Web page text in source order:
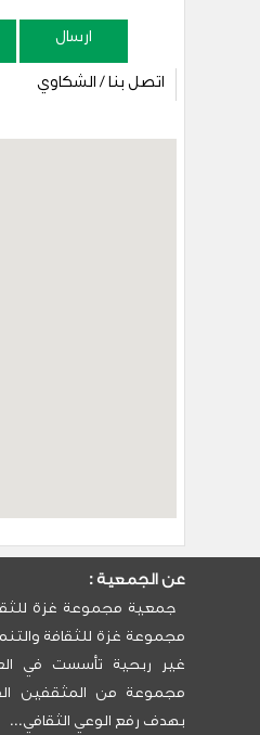
ارسال
اتصل بنا / الشكاوي
عن الجمعية :
جمعية مجموعة غزة
مجموعة غزة للثقافة
مجموعة من المثقفين
بهدف رفع الوعي الثقافي...